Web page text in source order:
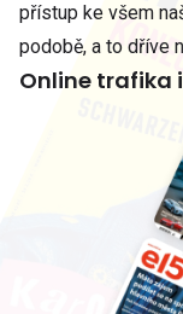
přístup ke všem
podobě, a to dříve
Online trafika